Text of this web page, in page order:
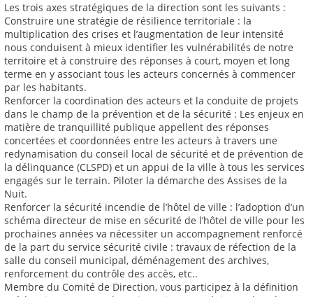
Les trois axes stratégiques de la direction sont les suivants :
Construire une stratégie de résilience territoriale : la
multiplication des crises et l’augmentation de leur intensité
nous conduisent à mieux identifier les vulnérabilités de notre
territoire et à construire des réponses à court, moyen et long
terme en y associant tous les acteurs concernés à commencer
par les habitants.
Renforcer la coordination des acteurs et la conduite de projets
dans le champ de la prévention et de la sécurité : Les enjeux en
matière de tranquillité publique appellent des réponses
concertées et coordonnées entre les acteurs à travers une
redynamisation du conseil local de sécurité et de prévention de
la délinquance (CLSPD) et un appui de la ville à tous les services
engagés sur le terrain. Piloter la démarche des Assises de la
Nuit.
Renforcer la sécurité incendie de l’hôtel de ville : l’adoption d’un
schéma directeur de mise en sécurité de l’hôtel de ville pour les
prochaines années va nécessiter un accompagnement renforcé
de la part du service sécurité civile : travaux de réfection de la
salle du conseil municipal, déménagement des archives,
renforcement du contrôle des accès, etc..
Membre du Comité de Direction, vous participez à la définition